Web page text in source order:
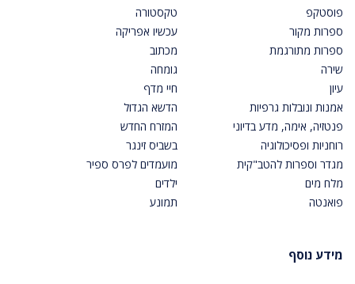
פוסטקפ
ספרות מקור
ספרות מתורגמת
שירה
עיון
אמנות ונובלות גרפיות
פנטזיה, אימה, מדע בדיוני
רוחניות ופסיכולוגיה
מגדר וספרות להטב"קית
מלח מים
פואנטה
טקסטורה
עכשיו אפריקה
מכתוב
גומחה
חיי מדף
הדשא הגדול
המזרח החדש
בשביס זינגר
מועמדים לפרס ספיר
ילדים
תמונע
מידע נוסף